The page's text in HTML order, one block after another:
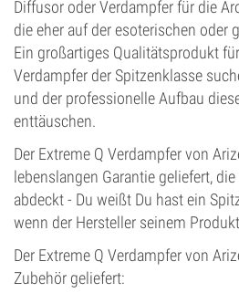
Diffusor oder Verdampfer für die
die eher auf der esoterischen oder
Ein großartiges Qualitätsprodukt
Verdampfer der Spitzenklasse
und der professionelle Aufbau
enttäuschen.
Der Extreme Q Verdampfer von
lebenslangen Garantie geliefert,
abdeckt - Du weißt Du hast ein
wenn der Hersteller seinem
Der Extreme Q Verdampfer von
Zubehör geliefert: